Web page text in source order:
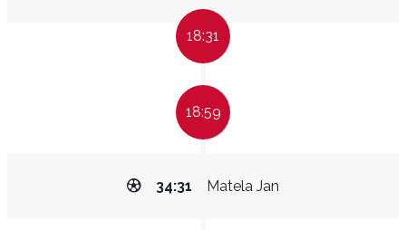
18:31
18:59
Matela Jan
34:31